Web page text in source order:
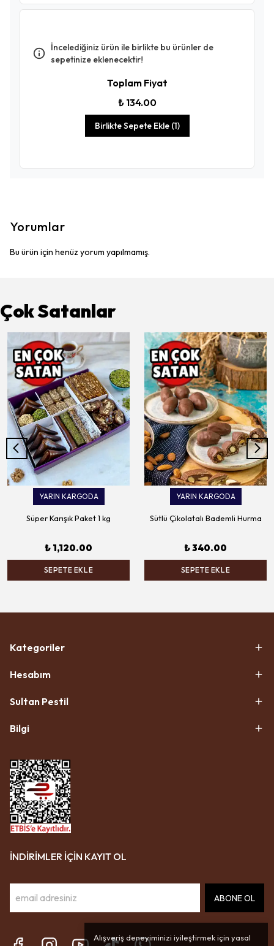
Alışveriş deneyiminizi iyileştirmek için yasal
İncelediğiniz ürün ile birlikte bu ürünler de
sepetinize eklenecektir!
Toplam Fiyat
₺ 134.00
Birlikte Sepete Ekle (1)
Yorumlar
Bu ürün için henüz yorum yapılmamış.
Çok Satanlar
YARIN KARGODA
Süper Karışık Paket 1 kg
₺ 1,120.00
SEPETE EKLE
YARIN KARGODA
Sütlü Çikolatalı Bademli Hurma
₺ 340.00
SEPETE EKLE
Kategoriler
Hesabım
Sultan Pestil
Bilgi
İNDİRİMLER İÇİN KAYIT OL
ABONE OL